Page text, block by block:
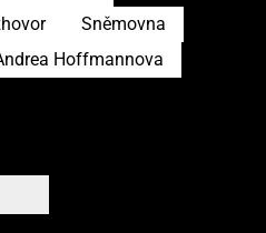
Sněmovna
Hoffmannova